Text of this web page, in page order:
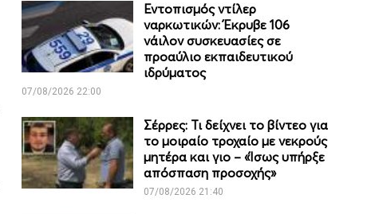
Εντοπισμός ντίλερ
ναρκωτικών: Έκρυβε 106
νάιλον συσκευασίες σε
προαύλιο εκπαιδευτικού
ιδρύματος
07/08/2026 22:00
Σέρρες: Τι δείχνει το βίντεο για
το μοιραίο τροχαίο με νεκρούς
μητέρα και γιο – «Ίσως υπήρξε
απόσπαση προσοχής»
07/08/2026 21:40